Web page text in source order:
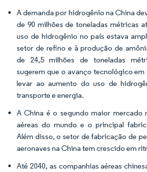
A demanda por hidrogênio na China
de 90 milhões de toneladas métricas
uso de hidrogênio no país estava
setor de refino e à produção de
de 24,5 milhões de toneladas
sugerem que o avanço tecnológico
levar ao aumento do uso de
transporte e energia.
A China é o segundo maior mercado
aéreas do mundo e o principal
Além disso, o setor de fabricação de
aeronaves na China tem crescido em
Até 2040, as companhias aéreas